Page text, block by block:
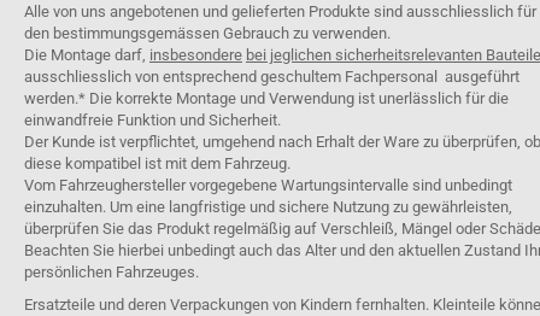
Alle von uns angebotenen und gelieferten Produkte sind ausschliesslich für
den bestimmungsgemässen Gebrauch zu verwenden.
Die Montage darf, insbesondere bei jeglichen sicherheitsrelevanten
ausschliesslich von entsprechend geschultem Fachpersonal ausgeführt
werden.* Die korrekte Montage und Verwendung ist unerlässlich für die
einwandfreie Funktion und Sicherheit.
Der Kunde ist verpflichtet, umgehend nach Erhalt der Ware zu überprüfen, ob
diese kompatibel ist mit dem Fahrzeug.
Vom Fahrzeughersteller vorgegebene Wartungsintervalle sind unbedingt
einzuhalten. Um eine langfristige und sichere Nutzung zu gewährleisten,
überprüfen Sie das Produkt regelmäßig auf Verschleiß, Mängel oder
Beachten Sie hierbei unbedingt auch das Alter und den aktuellen Zustand
persönlichen Fahrzeuges.
Ersatzteile und deren Verpackungen von Kindern fernhalten. Kleinteile